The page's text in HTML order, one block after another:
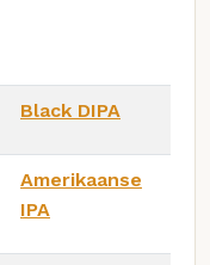
Black DIPA
Amerikaanse
IPA